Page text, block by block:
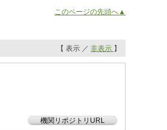
このページの先頭へ▲
【 表示 ／ 非表示 】
機関リポジトリURL